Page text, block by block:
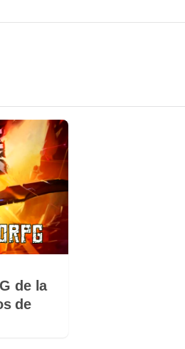
de la
de